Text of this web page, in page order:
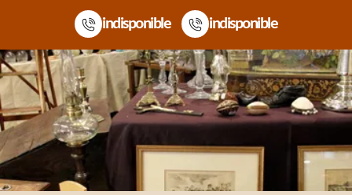
indisponible indisponible